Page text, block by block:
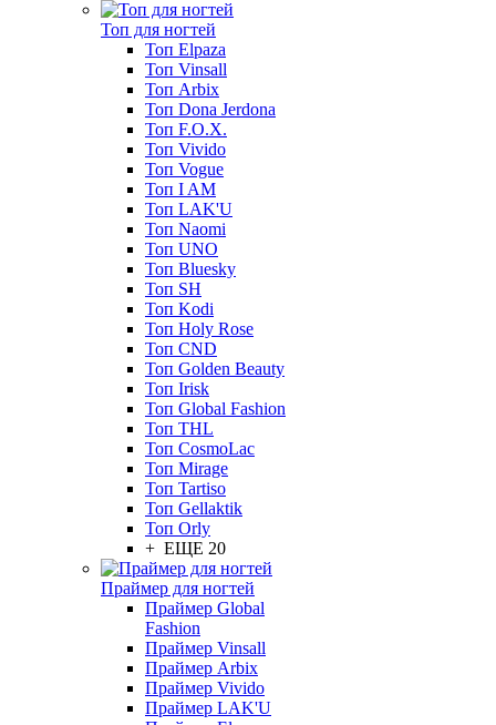
Топ для ногтей
Топ Elpaza
Топ Vinsall
Топ Arbix
Топ Dona Jerdona
Топ F.O.X.
Топ Vivido
Топ Vogue
Топ I AM
Топ LAK'U
Топ Naomi
Топ UNO
Топ Bluesky
Топ SH
Топ Kodi
Топ Holy Rose
Топ CND
Топ Golden Beauty
Топ Irisk
Топ Global Fashion
Топ THL
Топ CosmoLac
Топ Mirage
Топ Tartiso
Топ Gellaktik
Топ Orly
+ ЕЩЕ 20
Праймер для ногтей
Праймер Global
Fashion
Праймер Vinsall
Праймер Arbix
Праймер Vivido
Праймер LAK'U